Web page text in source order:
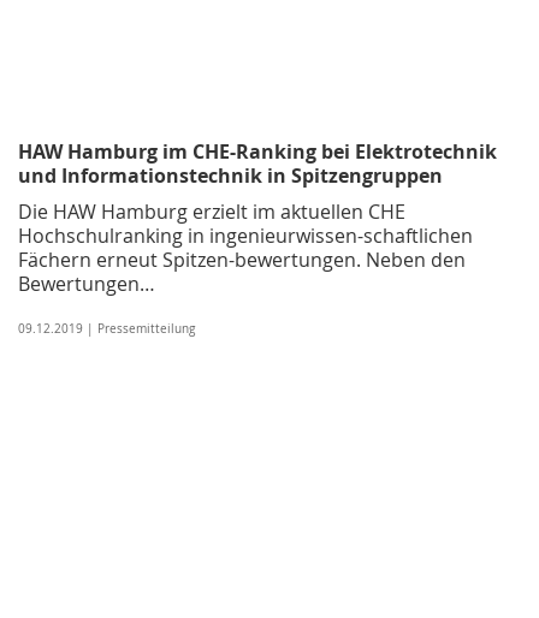
HAW Hamburg im CHE-Ranking bei Elektrotechnik
und Informationstechnik in Spitzengruppen
Die HAW Hamburg erzielt im aktuellen CHE
Hochschulranking in ingenieurwissen-schaftlichen
Fächern erneut Spitzen-bewertungen. Neben den
Bewertungen…
09.12.2019 | Pressemitteilung